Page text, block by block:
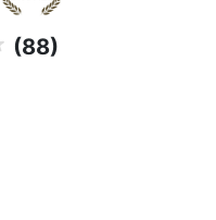
(88)